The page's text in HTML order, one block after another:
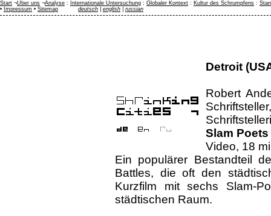
Detroit
Robert
Slam
Video, 18
Ein populärer Bestandteil
Battles, die oft den
Kurzfilm mit sechs Slam-
städtischen Raum.
Start ¬Über uns ¬Analyse : Internationale Untersuchung : Globaler Kontext : Kultur des Schrumpfens :
• Impressum • Sitemap deutsch english russian